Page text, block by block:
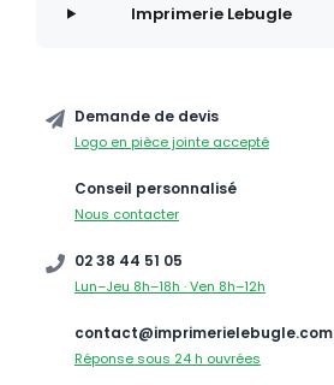
Imprimerie Lebugle
Demande de devis
Logo en pièce jointe accepté
Conseil personnalisé
Nous contacter
02 38 44 51 05
Lun–Jeu 8h–18h · Ven 8h–12h
contact@imprimerielebugle.com
Réponse sous 24 h ouvrées